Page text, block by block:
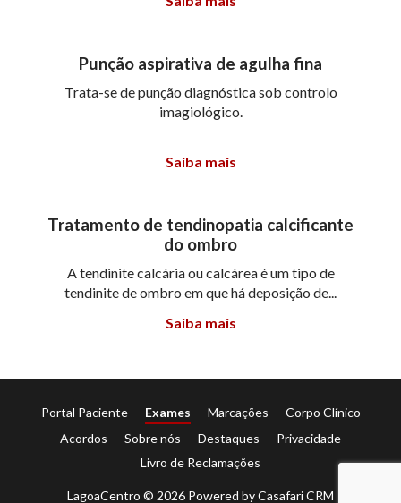
Punção aspirativa de agulha fina
Trata-se de punção diagnóstica sob controlo
imagiológico.
Saiba mais
Tratamento de tendinopatia calcificante
do ombro
A tendinite calcária ou calcárea é um tipo de
tendinite de ombro em que há deposição de...
Saiba mais
Portal Paciente Exames Marcações
Corpo Clínico
Acordos
Sobre nós Destaques
Privacidade
Livro de Reclamações
LagoaCentro © 2026 Powered byCasafari CRM